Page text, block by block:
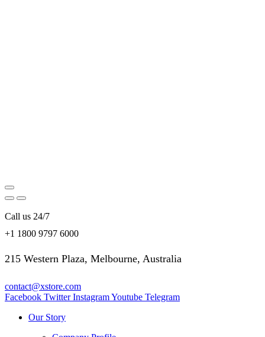
Call us 24/7
+1 1800 9797 6000
215 Western Plaza, Melbourne, Australia
contact@xstore.com
Facebook Twitter InstagramYoutube Telegram
Our Story